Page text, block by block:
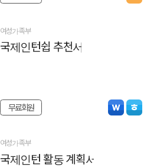
여성가족부
국제인턴쉽 추천서
무료회원
여성가족부
국제인턴 활동 계획서